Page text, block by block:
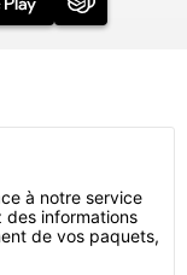
à notre service
des informations
de vos paquets,